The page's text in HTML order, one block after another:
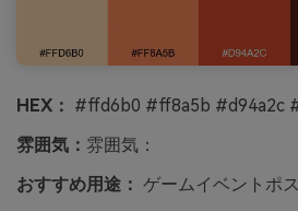
HEX： #ffd6b0 #ff8a5b #d94a2c
雰囲気： 雰囲気：
おすすめ用途： ゲームイベントポ